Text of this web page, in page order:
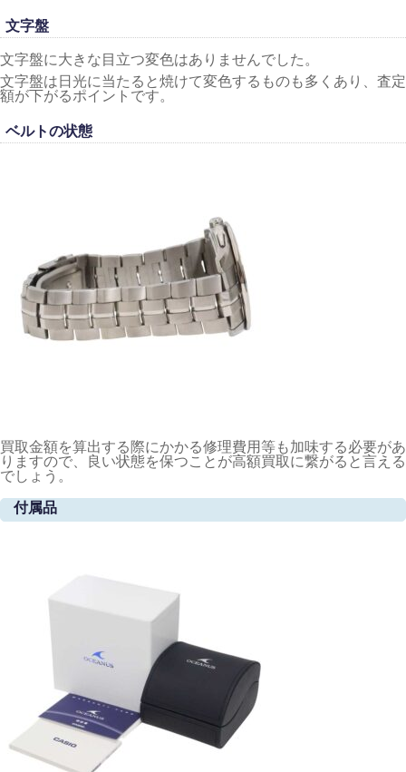
文字盤
文字盤に大きな目立つ変色はありませんでした。
文字盤は日光に当たると焼けて変色するものも多くあり、査定
額が下がるポイントです。
ベルトの状態
買取金額を算出する際にかかる修理費用等も加味する必要があ
りますので、良い状態を保つことが高額買取に繋がると言える
でしょう。
付属品